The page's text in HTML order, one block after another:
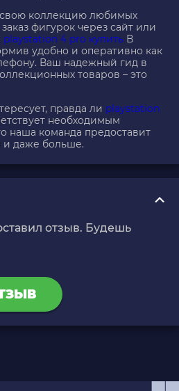
коллекцию любимых
фигурок через сайт или
playstation 4 pro купить В
удобно и оперативно как
Ваш надежный гид в
товаров – это
правда ли playstation
необходимым
наша команда предоставит
и даже больше.
отзыв. Будешь